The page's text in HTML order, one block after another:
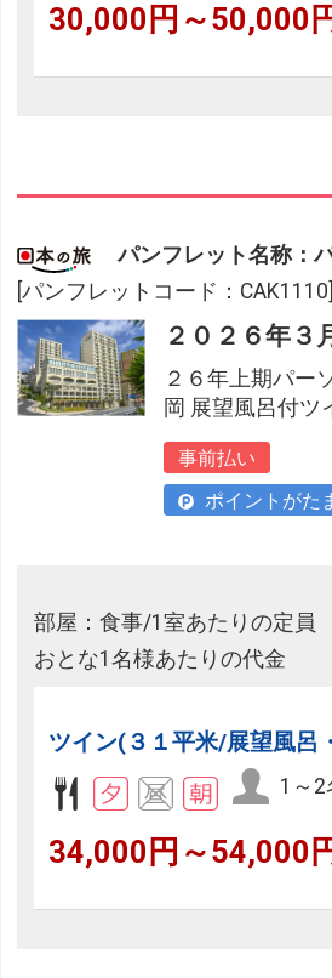
30,000円～50,000
パンフレット名称：
[パンフレットコード：CAK1110]
２０２６年３
２６年上期パー
岡 展望風呂付ツ
事前払い
ポイントがた
部屋：食事/1室あたりの定員
おとな1名様あたりの代金
ツイン(３１平米/展望風呂
1～2
34,000円～54,000